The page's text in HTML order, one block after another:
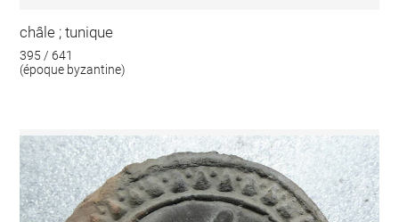
châle ; tunique
395 / 641
(époque byzantine)